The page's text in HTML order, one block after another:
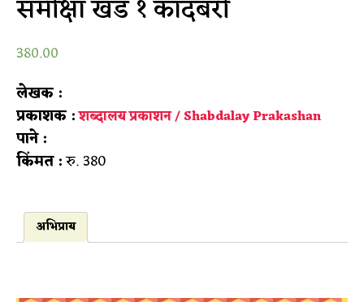
समीक्षा खंड १ कादंबरी
380.00
लेखक :
प्रकाशक :शब्दालय प्रकाशन / Shabdalay Prakashan
पाने :
किंमत :रु. 380
अभिप्राय